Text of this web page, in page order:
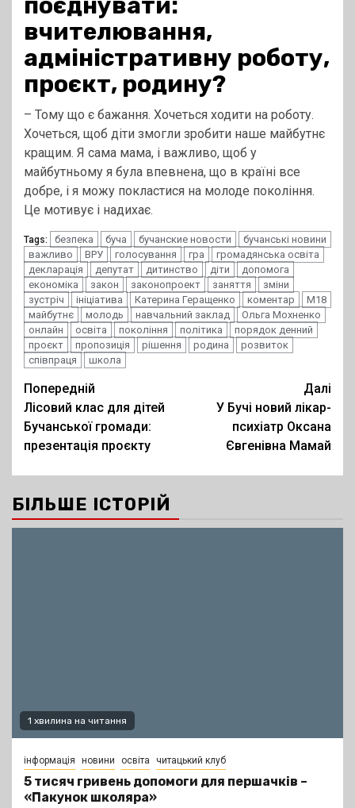
вчителювання,
адміністративну роботу,
проєкт, родину?
– Тому що є бажання. Хочеться ходити на роботу.
Хочеться, щоб діти змогли зробити наше майбутнє
кращим. Я сама мама, і важливо, щоб у
майбутньому я була впевнена, що в країні все
добре, і я можу покластися на молоде покоління.
Це мотивує і надихає.
Tags: безпека буча бучанские новости
бучанські новини
важливо
ВРУ голосування гра
громадянська освіта
декларація
депутат дитинство діти
допомога
економіка
закон законопроект заняття
зміни
зустріч
ініціатива Катерина Геращенко коментар
М18
майбутнє
молодь навчальний заклад
Ольга Мохненко
онлайн
освіта покоління політика
порядок денний
проєкт
пропозиція рішення родина
розвиток
співпраця
школа
Post
navigation
Попередній
Лісовий клас для дітей
Бучанської громади:
презентація проєкту
Далі
У Бучі новий лікар-
психіатр Оксана
Євгенівна Мамай
БІЛЬШЕ ІСТОРІЙ
1 хвилина на читання
інформація новини освіта читацький клуб
5 тисяч гривень допомоги для першачків –
«Пакунок школяра»